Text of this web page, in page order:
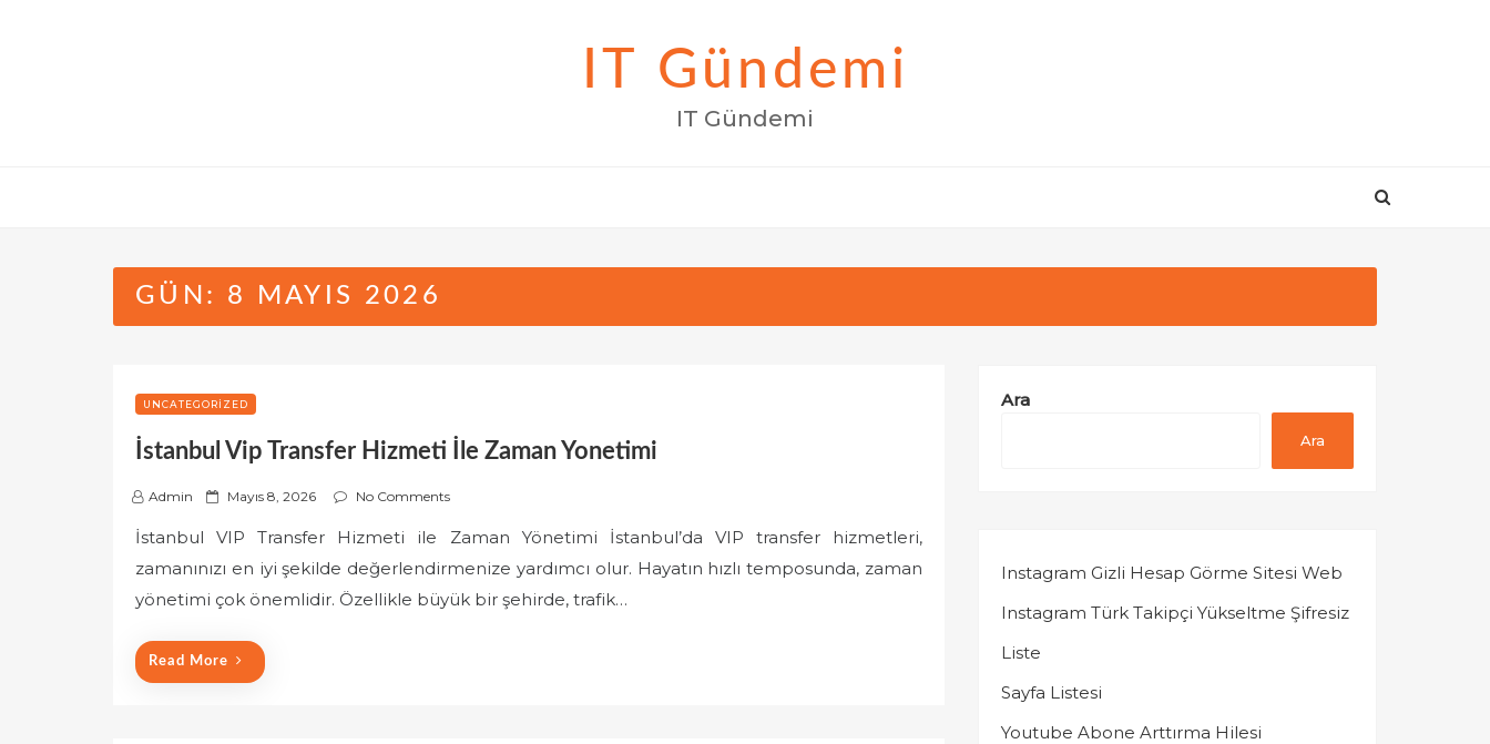
IT Gündemi
IT Gündemi
GÜN: 8 MAYIS 2026
UNCATEGORIZED
İstanbul Vip Transfer Hizmeti İle Zaman Yonetimi
Admin
P
s
t
e
o
n
Mayıs 8, 2026 No Comments
İstanbul VIP Transfer Hizmeti ile Zaman Yönetimi İstanbul’da VIP transfer hizmetleri,
zamanınızı en iyi şekilde değerlendirmenize yardımcı olur. Hayatın hızlı temposunda, zaman
yönetimi çok önemlidir. Özellikle büyük bir şehirde, trafik…
Read More
Ara
Ara
Instagram Gizli Hesap Görme Sitesi Web
Instagram Türk Takipçi Yükseltme Şifresiz
Liste
Sayfa Listesi
Youtube Abone Arttırma Hilesi